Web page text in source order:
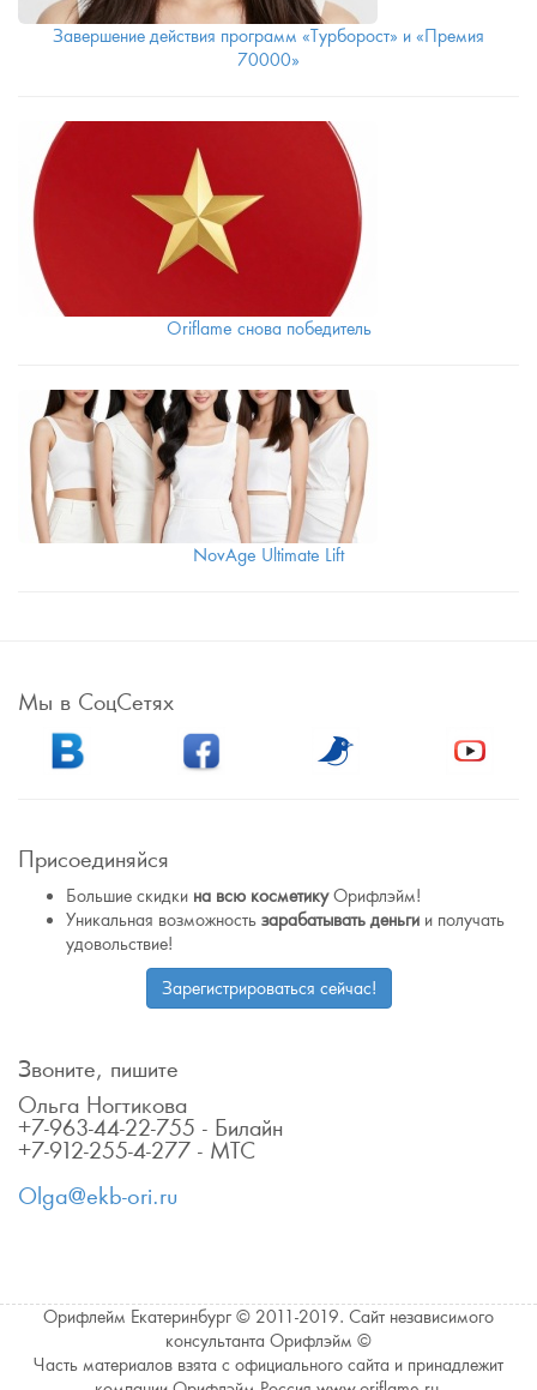
Завершение действия программ «Турборост» и «Премия
70000»
Oriflame снова победитель
NovAge Ultimate Lift
Мы в СоцСетях
Присоединяйся
Большие скидки на всю косметикуОрифлэйм!
Уникальная возможность зарабатывать деньги и получать
удовольствие!
Зарегистрироваться сейчас!
Звоните, пишите
Ольга Ногтикова
+7-963-44-22-755 - Билайн
+7-912-255-4-277 - МТС
Olga@ekb-ori.ru
Орифлейм Екатеринбург © 2011-2019. Сайт независимого
консультанта Орифлэйм ©
Часть материалов взята с официального сайта и принадлежит